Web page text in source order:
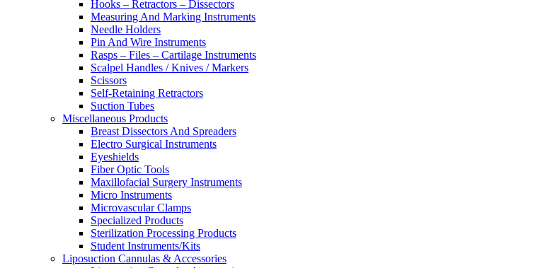
Hooks – Retractors – Dissectors
Measuring And Marking Instruments
Needle Holders
Pin And Wire Instruments
Rasps – Files – Cartilage Instruments
Scalpel Handles / Knives / Markers
Scissors
Self-Retaining Retractors
Suction Tubes
Miscellaneous Products
Breast Dissectors And Spreaders
Electro Surgical Instruments
Eyeshields
Fiber Optic Tools
Maxillofacial Surgery Instruments
Micro Instruments
Microvascular Clamps
Specialized Products
Sterilization Processing Products
Student Instruments/Kits
Liposuction Cannulas & Accessories